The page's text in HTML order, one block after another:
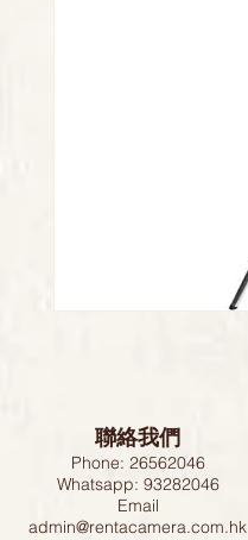
聯絡我們
Phone: 26562046
Whatsapp: 93282046
Email
admin@rentacamera.com.hk